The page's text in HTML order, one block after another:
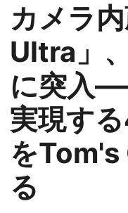
カメラ
Ultra」
に突入
実現す
をTom's
る